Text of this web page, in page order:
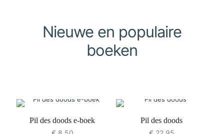
Nieuwe en populaire
boeken
Pil des doods e-boek
Pil des doods